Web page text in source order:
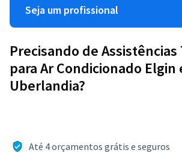
Seja um profissional
Precisando de Assistências
para Ar Condicionado Elgin
Uberlandia?
Até 4 orçamentos grátis e seguros